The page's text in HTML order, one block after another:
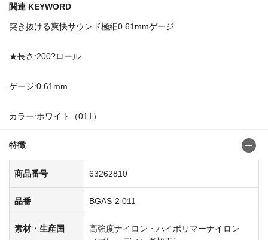
関連 KEYWORD
突き抜ける爽快サウンド極細0.61mmゲージ
★長さ:200?ロール
ゲージ:0.61mm
カラー:ホワイト（011）
特徴
商品番号 63262810
品番 BGAS-2 011
素材・生産国
高強度ナイロン・ハイポリマーナイロン